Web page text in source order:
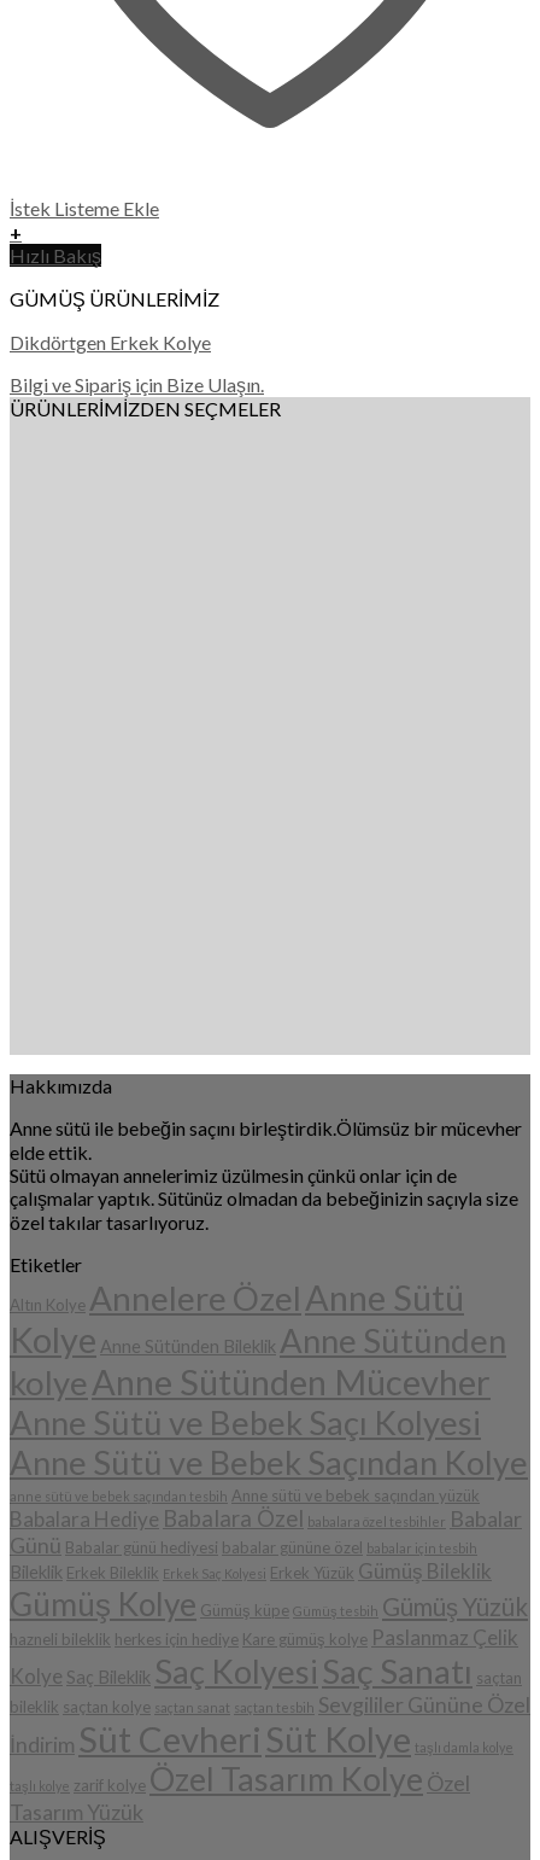
İstek Listeme Ekle
+
Hızlı Bakış
GÜMÜŞ ÜRÜNLERİMİZ
Dikdörtgen Erkek Kolye
Bilgi ve Sipariş için Bize Ulaşın.
ÜRÜNLERİMİZDEN SEÇMELER
Hakkımızda
Anne sütü ile bebeğin saçını birleştirdik.Ölümsüz bir mücevher
elde ettik.
Sütü olmayan annelerimiz üzülmesin çünkü onlar için de
çalışmalar yaptık. Sütünüz olmadan da bebeğinizin saçıyla size
özel takılar tasarlıyoruz.
Etiketler
Altın Kolye Annelere Özel Anne Sütü
Kolye Anne Sütünden Bileklik Anne Sütünden
kolyeAnne Sütünden Mücevher
Anne Sütü ve Bebek Saçı Kolyesi
Anne Sütü ve Bebek Saçından Kolye
anne sütü ve bebek saçından tesbih Anne sütü ve bebek saçından yüzük
Babalara Hediye Babalara Özel babalara özel tesbihler Babalar
Günü Babalar günü hediyesi babalar gününe özel babalar için tesbih
Bileklik Erkek Bileklik Erkek Saç Kolyesi Erkek Yüzük Gümüş Bileklik
Gümüş Kolye Gümüş küpe Gümüş tesbih Gümüş Yüzük
hazneli bileklik herkes için hediye Kare gümüş kolye Paslanmaz Çelik
Kolye Saç Bileklik Saç Kolyesi Saç Sanatı saçtan
bileklik saçtan kolye saçtan sanat saçtan tesbih Sevgililer Gününe Özel
İndirim Süt Cevheri Süt Kolye taşlı damla kolye
taşlı kolye zarif kolye Özel Tasarım Kolye Özel
Tasarım Yüzük
ALIŞVERİŞ